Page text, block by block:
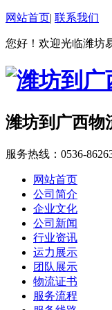
网站首页| 联系我们
您好！欢迎光临潍坊
潍坊到广西物
服务热线： 0536-
网站首页
公司简介
企业文化
公司新闻
行业资讯
运力展示
团队展示
物流证书
服务流程